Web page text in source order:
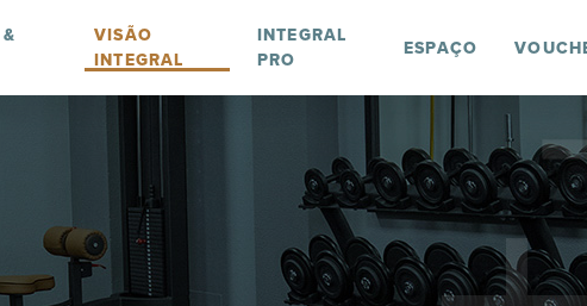
VISÃO
INTEGRAL
INTEGRAL
PRO
ESPAÇO